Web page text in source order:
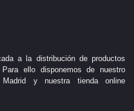
a la distribución de productos
ello disponemos de nuestro
y nuestra tienda online